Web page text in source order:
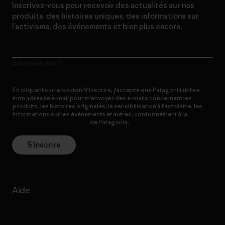
Inscrivez-vous pour recevoir des actualités sur nos
produits, des histoires uniques, des informations sur
l’activisme, des événements et bien plus encore.
En cliquant sur le bouton S’inscrire, j’accepte que Patagonia utilise
mon adresse e-mail pour m’envoyer des e-mails concernant les
produits, les histoires originales, la sensibilisation à l’activisme, les
informations sur les événements et autres, conformément à la
de Patagonia.
S’inscrire
Aide